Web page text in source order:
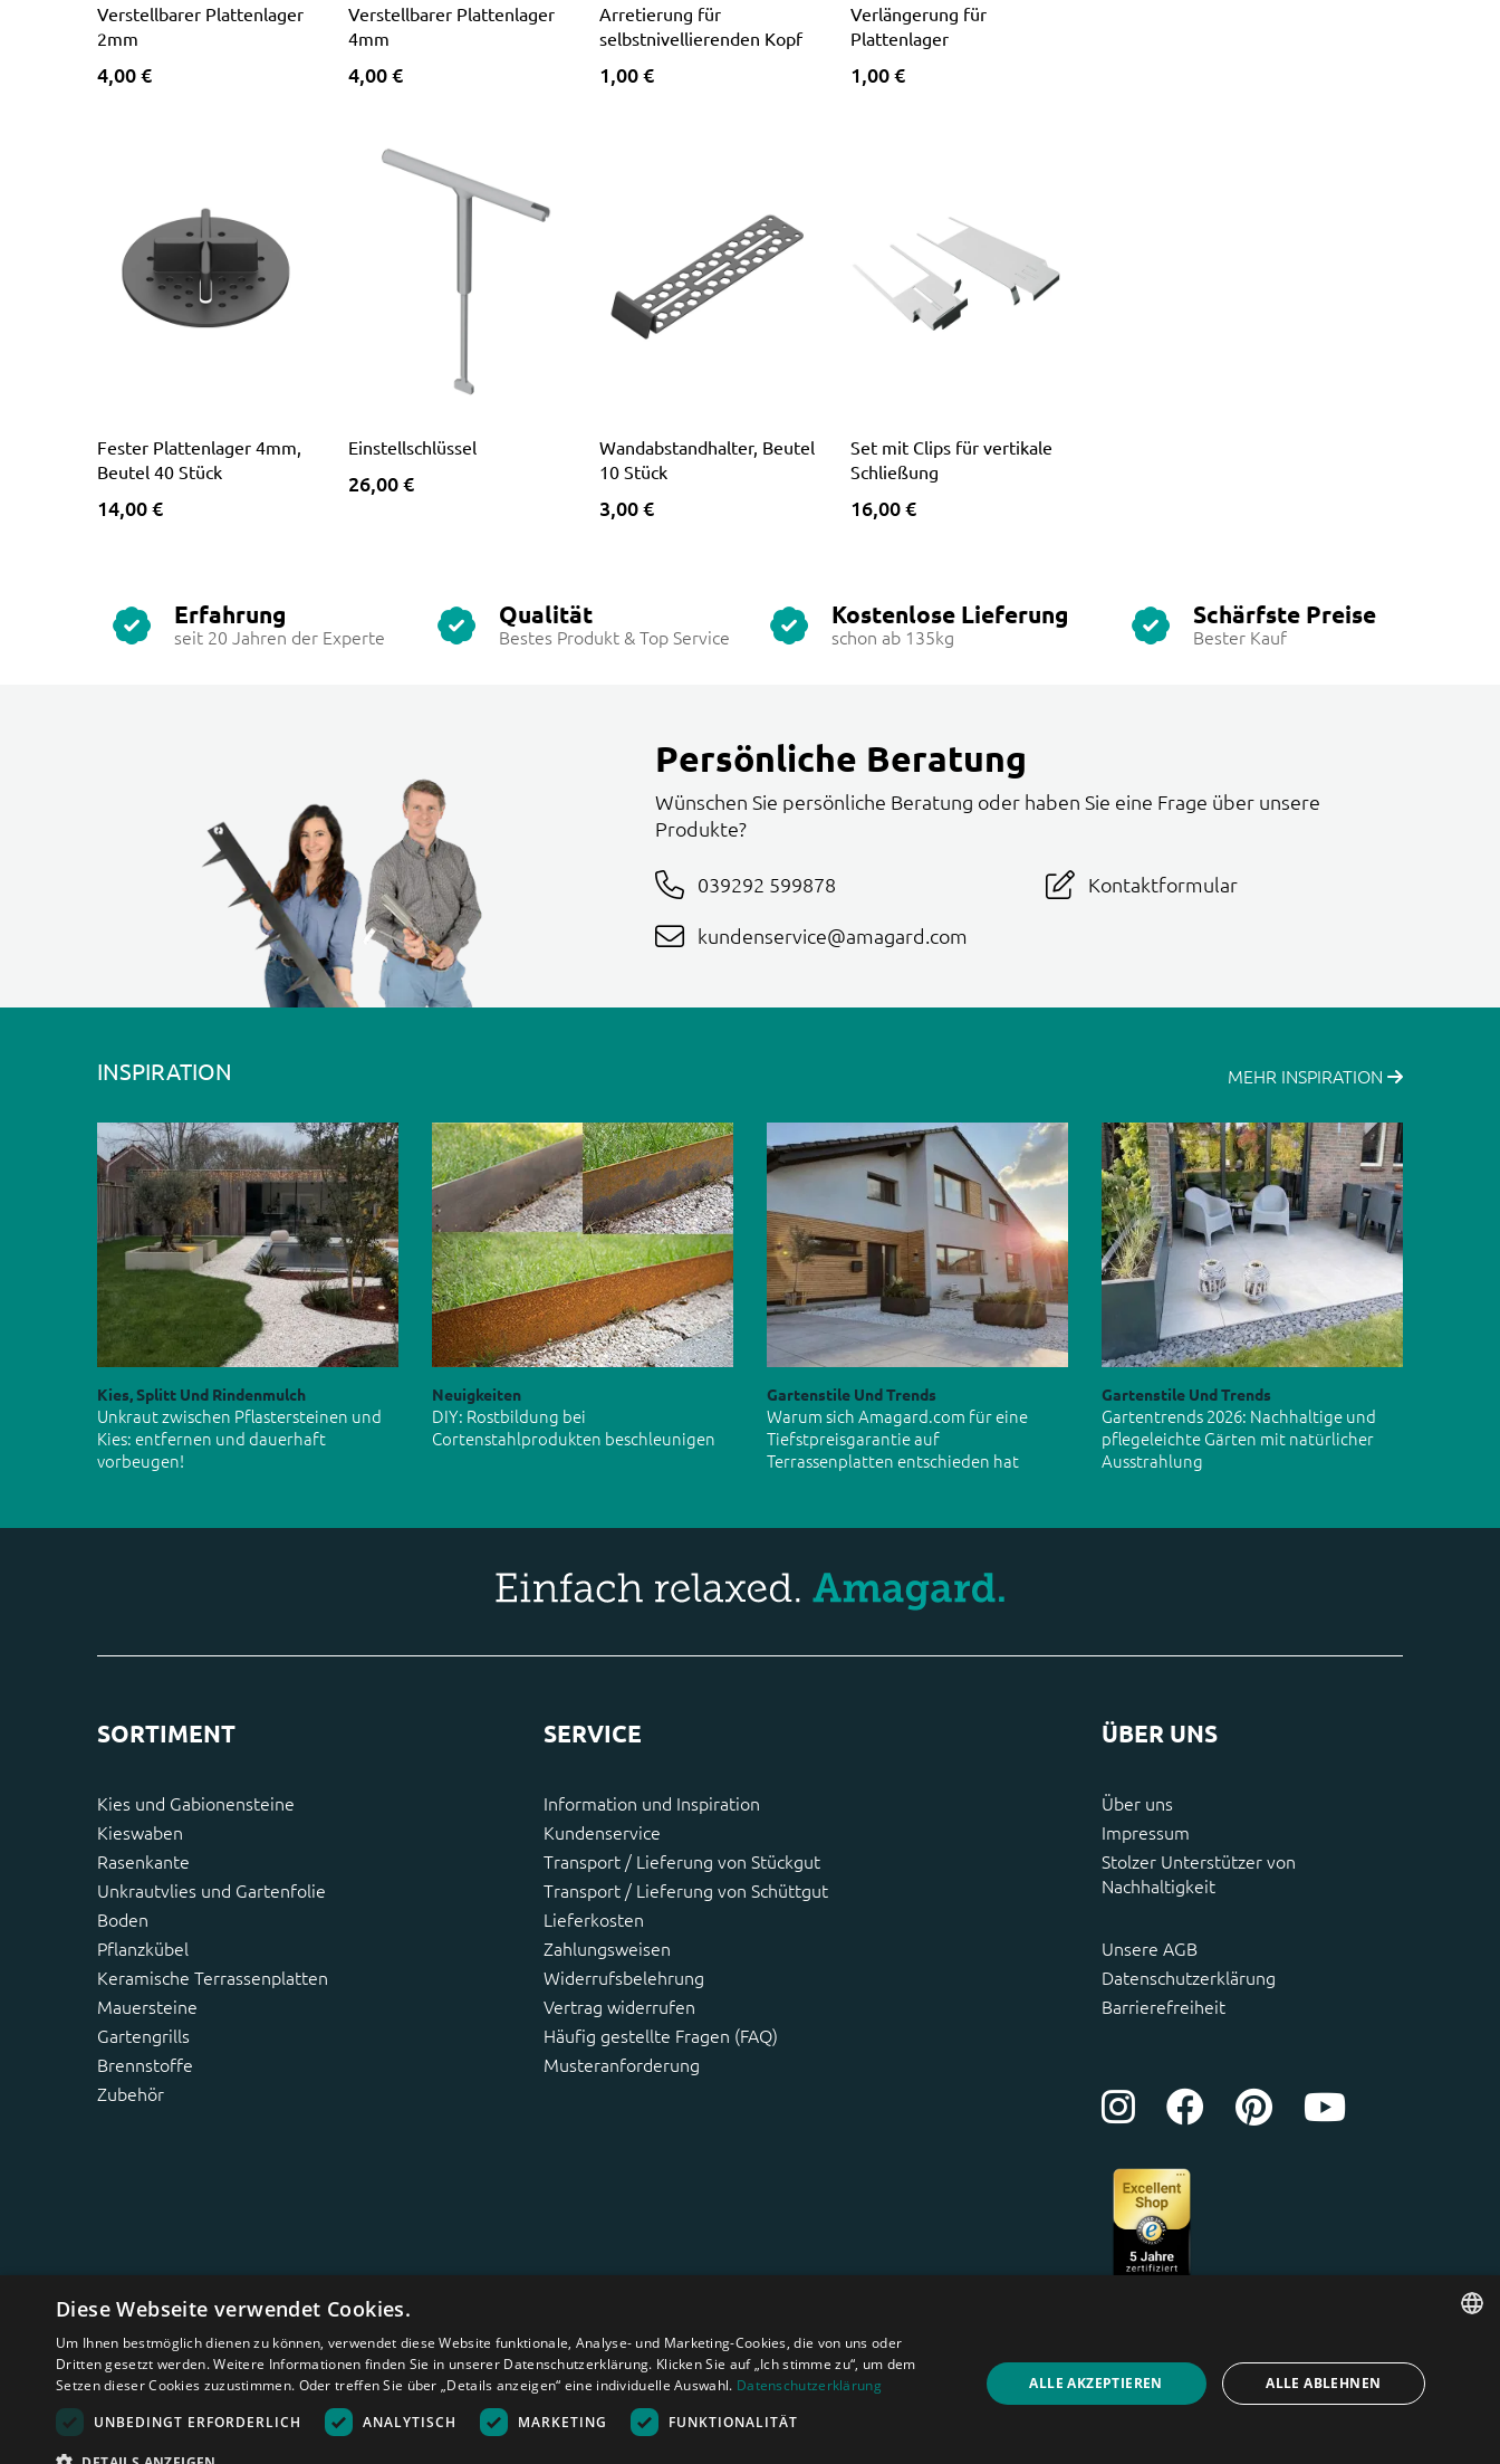
Verstellbarer Plattenlager
2mm
4,00 €
Verstellbarer Plattenlager
4mm
4,00 €
Arretierung für
selbstnivellierenden Kopf
1,00 €
Verlängerung für
Plattenlager
1,00 €
Fester Plattenlager 4mm,
Beutel 40 Stück
14,00 €
Einstellschlüssel
26,00 €
Wandabstandhalter, Beutel
10 Stück
3,00 €
Set mit Clips für vertikale
Schließung
16,00 €
Erfahrung
seit 20 Jahren der Experte
Qualität
Bestes Produkt & Top Service
Kostenlose Lieferung
schon ab 135kg
Schärfste Preise
Bester Kauf
Persönliche Beratung
Wünschen Sie persönliche Beratung oder haben Sie eine Frage über unsere
Produkte?
039292 599878
kundenservice@amagard.com
Kontaktformular
INSPIRATION MEHR INSPIRATION
Kies, Splitt Und Rindenmulch
Unkraut zwischen Pflastersteinen und
Kies: entfernen und dauerhaft
vorbeugen!
Neuigkeiten
DIY: Rostbildung bei
Cortenstahlprodukten beschleunigen
Gartenstile Und Trends
Warum sich Amagard.com für eine
Tiefstpreisgarantie auf
Terrassenplatten entschieden hat
Gartenstile Und Trends
Gartentrends 2026: Nachhaltige und
pflegeleichte Gärten mit natürlicher
Ausstrahlung
SORTIMENT
Kies und Gabionensteine
Kieswaben
Rasenkante
Unkrautvlies und Gartenfolie
Boden
Pflanzkübel
Keramische Terrassenplatten
Mauersteine
Gartengrills
Brennstoffe
Zubehör
SERVICE
Information und Inspiration
Kundenservice
Transport / Lieferung von Stückgut
Transport / Lieferung von Schüttgut
Lieferkosten
Zahlungsweisen
Widerrufsbelehrung
Vertrag widerrufen
Häufig gestellte Fragen (FAQ)
Musteranforderung
ÜBER UNS
Über uns
Impressum
Stolzer Unterstützer von
Nachhaltigkeit
Unsere AGB
Datenschutzerklärung
Barrierefreiheit
Amagard.com (Kranendonk B.V.) Alle Rechten vorbehalten.
ENGLISH
DUTCH
Diese Webseite verwendet Cookies.
Um Ihnen bestmöglich dienen zu können, verwendet diese Website funktionale, Analyse- und Marketing-Cookies, die von uns oder
Dritten gesetzt werden. Weitere Informationen finden Sie in unserer Datenschutzerklärung. Klicken Sie auf „Ich stimme zu“, um dem
Setzen dieser Cookies zuzustimmen. Oder treffen Sie über „Details anzeigen“ eine individuelle Auswahl. Datenschutzerklärung
UNBEDINGT ERFORDERLICH
ANALYTISCH MARKETING FUNKTIONALITÄT
ALLE AKZEPTIEREN ALLE ABLEHNEN